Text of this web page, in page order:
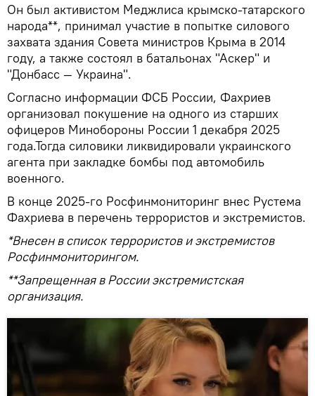
Он был активистом Меджлиса крымско-татарского
народа**, принимал участие в попытке силового
захвата здания Совета министров Крыма в 2014
году, а также состоял в батальонах "Аскер" и
"Донбасс — Украина".
Согласно информации ФСБ России, Фахриев
организовал покушение на одного из старших
офицеров Минобороны России 1 декабря 2025
года.Тогда силовики ликвидировали украинского
агента при закладке бомбы под автомобиль
военного.
В конце 2025-го Росфинмониторинг внес Рустема
Фахриева в перечень террористов и экстремистов.
*Внесен в список террористов и экстремистов
Росфинмониторингом.
**Запрещенная в России экстремистская
организация.